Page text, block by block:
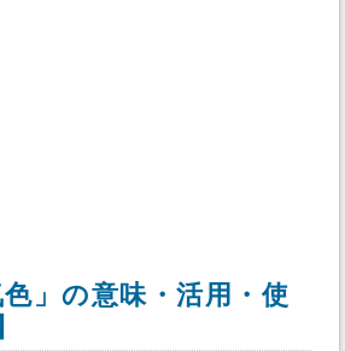
色」の意味・活用・使